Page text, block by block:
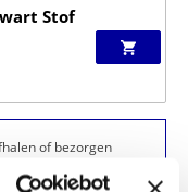
Stof
of bezorgen